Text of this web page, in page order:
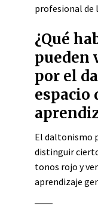
profesional de
¿Qué
pueden
por el
espacio
El daltonismo
distinguir
tonos rojo y
aprendizaje